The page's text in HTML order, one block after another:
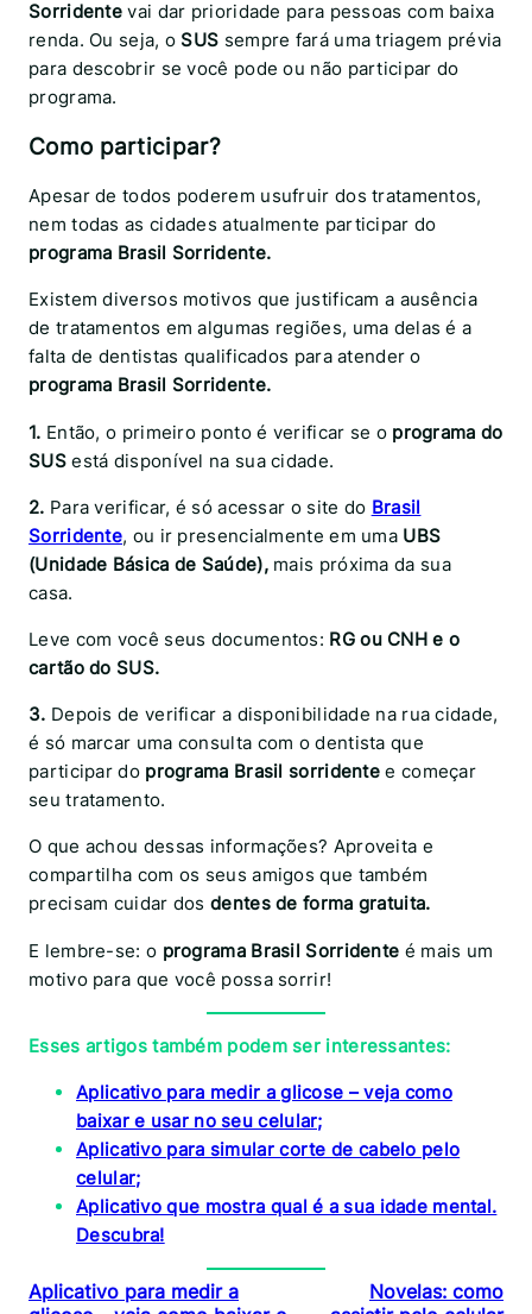
Sorridentevai dar prioridade para pessoas com baixa
renda. Ou seja, o SUS sempre fará uma triagem prévia
para descobrir se você pode ou não participar do
programa.
Como participar?
Apesar de todos poderem usufruir dos tratamentos,
nem todas as cidades atualmente participar do
programa Brasil Sorridente.
Existem diversos motivos que justificam a ausência
de tratamentos em algumas regiões, uma delas é a
falta de dentistas qualificados para atender o
programa Brasil Sorridente.
1. Então, o primeiro ponto é verificar se o programa do
SUSestá disponível na sua cidade.
2. Para verificar, é só acessar o site do Brasil
Sorridente, ou ir presencialmente em uma UBS
(Unidade Básica de Saúde),mais próxima da sua
casa.
Leve com você seus documentos: RG ou CNH e o
cartão do SUS.
3. Depois de verificar a disponibilidade na rua cidade,
é só marcar uma consulta com o dentista que
participar do programa Brasil sorridente e começar
seu tratamento.
O que achou dessas informações? Aproveita e
compartilha com os seus amigos que também
precisam cuidar dosdentes de forma gratuita.
E lembre-se: o programa Brasil Sorridente é mais um
motivo para que você possa sorrir!
Esses artigos também podem ser interessantes:
Aplicativo para medir a glicose – veja como
baixar e usar no seu celular;
Aplicativo para simular corte de cabelo pelo
celular;
Aplicativo que mostra qual é a sua idade mental.
Descubra!
Aplicativo para medir a
Novelas: como